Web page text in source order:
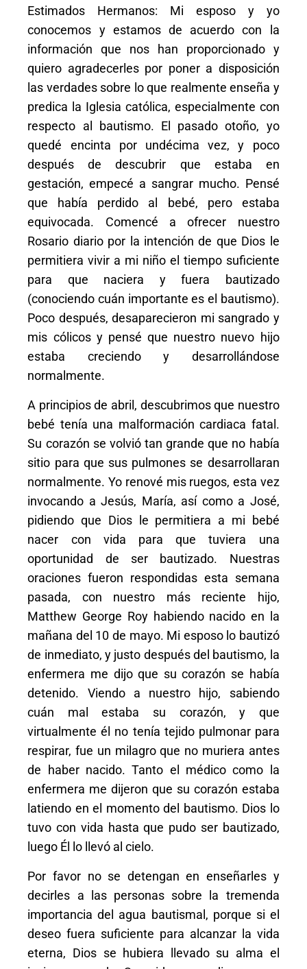
Estimados Hermanos: Mi esposo y yo
conocemos y estamos de acuerdo con la
información que nos han proporcionado y
quiero agradecerles por poner a disposición
las verdades sobre lo que realmente enseña y
predica la Iglesia católica, especialmente con
respecto al bautismo. El pasado otoño, yo
quedé encinta por undécima vez, y poco
después de descubrir que estaba en
gestación, empecé a sangrar mucho. Pensé
que había perdido al bebé, pero estaba
equivocada. Comencé a ofrecer nuestro
Rosario diario por la intención de que Dios le
permitiera vivir a mi niño el tiempo suficiente
para que naciera y fuera bautizado
(conociendo cuán importante es el bautismo).
Poco después, desaparecieron mi sangrado y
mis cólicos y pensé que nuestro nuevo hijo
estaba creciendo y desarrollándose
normalmente.
A principios de abril, descubrimos que nuestro
bebé tenía una malformación cardiaca fatal.
Su corazón se volvió tan grande que no había
sitio para que sus pulmones se desarrollaran
normalmente. Yo renové mis ruegos, esta vez
invocando a Jesús, María, así como a José,
pidiendo que Dios le permitiera a mi bebé
nacer con vida para que tuviera una
oportunidad de ser bautizado. Nuestras
oraciones fueron respondidas esta semana
pasada, con nuestro más reciente hijo,
Matthew George Roy habiendo nacido en la
mañana del 10 de mayo. Mi esposo lo bautizó
de inmediato, y justo después del bautismo, la
enfermera me dijo que su corazón se había
detenido. Viendo a nuestro hijo, sabiendo
cuán mal estaba su corazón, y que
virtualmente él no tenía tejido pulmonar para
respirar, fue un milagro que no muriera antes
de haber nacido. Tanto el médico como la
enfermera me dijeron que su corazón estaba
latiendo en el momento del bautismo. Dios lo
tuvo con vida hasta que pudo ser bautizado,
luego Él lo llevó al cielo.
Por favor no se detengan en enseñarles y
decirles a las personas sobre la tremenda
importancia del agua bautismal, porque si el
deseo fuera suficiente para alcanzar la vida
eterna, Dios se hubiera llevado su alma el